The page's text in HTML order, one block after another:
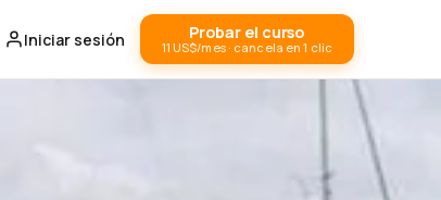
Iniciar sesión Probar el curso
11 US$/mes · cancela en 1 clic